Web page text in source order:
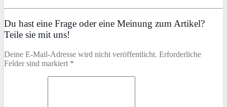
Du hast eine Frage oder eine Meinung zum Artikel?
Teile sie mit uns!
Deine E-Mail-Adresse wird nicht veröffentlicht. Erforderliche
Felder sind markiert *